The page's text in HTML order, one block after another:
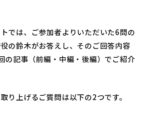
では、ご参加者よりいただいた6問の
の鈴木がお答えし、そのご回答内容
の記事（前編・中編・後編）でご紹介
り上げるご質問は以下の2つです。